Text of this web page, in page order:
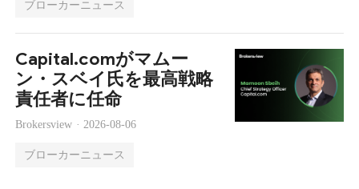
ブローカーニュース
Capital.comがマムー
ン・スベイ氏を最高戦略
責任者に任命
Brokersview · 2026-08-06
ブローカーニュース